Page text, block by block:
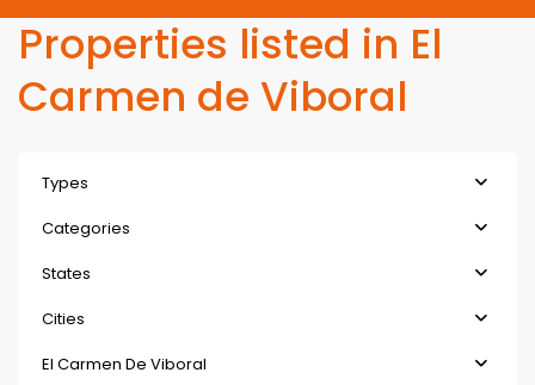
Properties listed in El
Carmen de Viboral
Types
Categories
States
Cities
El Carmen De Viboral